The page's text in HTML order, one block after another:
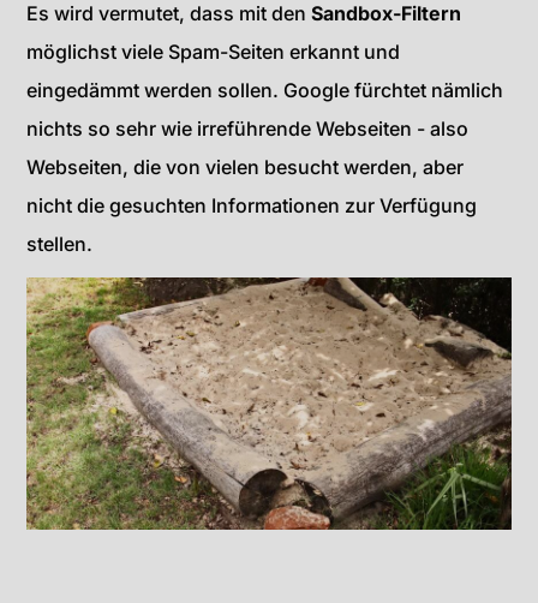
Es wird vermutet, dass mit den Sandbox-Filtern
möglichst viele Spam-Seiten erkannt und
eingedämmt werden sollen. Google fürchtet nämlich
nichts so sehr wie irreführende Webseiten - also
Webseiten, die von vielen besucht werden, aber
nicht die gesuchten Informationen zur Verfügung
stellen.